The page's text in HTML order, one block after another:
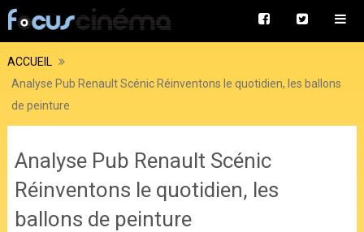
ACCUEIL
Analyse Pub Renault Scénic Réinventons le quotidien, les ballons
de peinture
Analyse Pub Renault Scénic
Réinventons le quotidien, les
ballons de peinture